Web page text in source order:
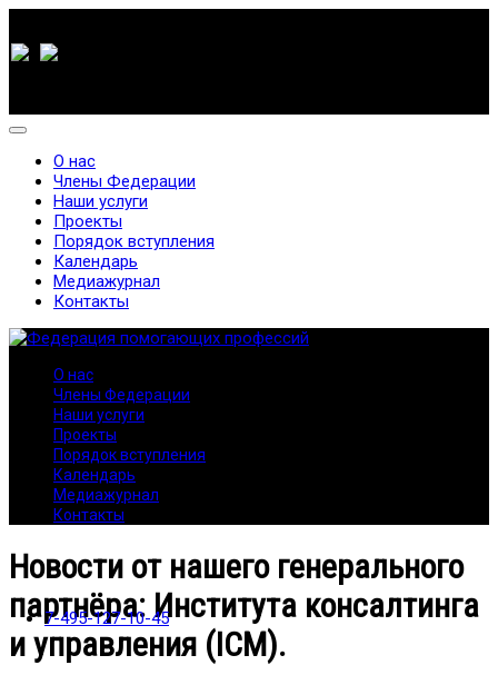
7-495-127-10-45
О нас
Члены Федерации
Наши услуги
Проекты
Порядок вступления
Календарь
Медиажурнал
Контакты
О нас
Члены Федерации
Наши услуги
Проекты
Порядок вступления
Календарь
Медиажурнал
Контакты
Новости от нашего генерального
партнёра: Института консалтинга
и управления (ICM).